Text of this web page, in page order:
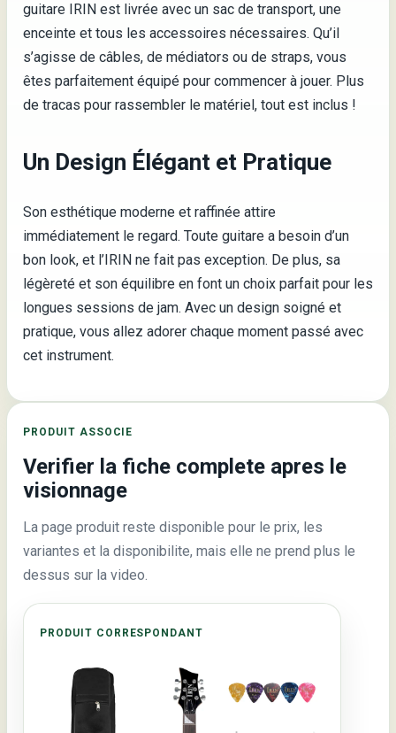
guitare IRIN est livrée avec un sac de transport, une
enceinte et tous les accessoires nécessaires. Qu’il
s’agisse de câbles, de médiators ou de straps, vous
êtes parfaitement équipé pour commencer à jouer. Plus
de tracas pour rassembler le matériel, tout est inclus !
Un Design Élégant et Pratique
Son esthétique moderne et raffinée attire
immédiatement le regard. Toute guitare a besoin d’un
bon look, et l’IRIN ne fait pas exception. De plus, sa
légèreté et son équilibre en font un choix parfait pour les
longues sessions de jam. Avec un design soigné et
pratique, vous allez adorer chaque moment passé avec
cet instrument.
PRODUIT ASSOCIE
Verifier la fiche complete apres le
visionnage
La page produit reste disponible pour le prix, les
variantes et la disponibilite, mais elle ne prend plus le
dessus sur la video.
PRODUIT CORRESPONDANT